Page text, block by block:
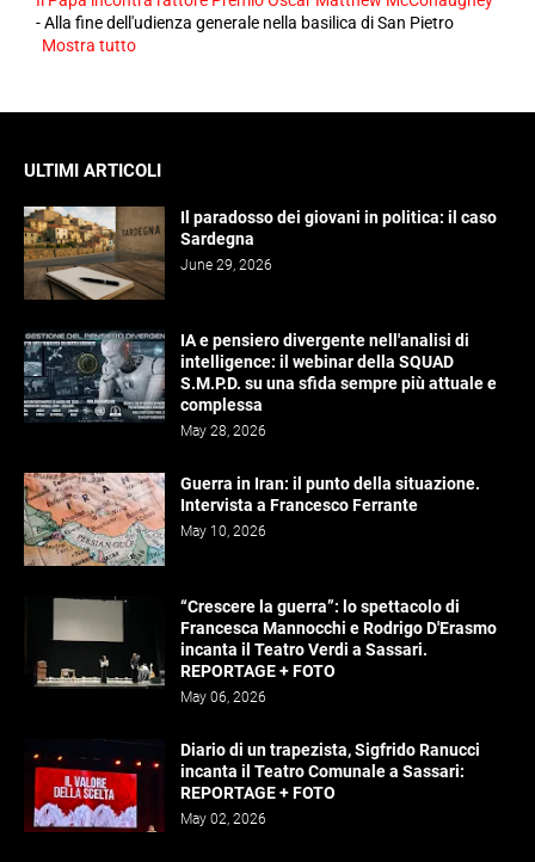
-Alla fine dell'udienza generale nella basilica di San Pietro
Mostra tutto
ULTIMI ARTICOLI
Il paradosso dei giovani in politica: il caso
Sardegna
June 29, 2026
IA e pensiero divergente nell'analisi di
intelligence: il webinar della SQUAD
S.M.P.D. su una sfida sempre più attuale e
complessa
May 28, 2026
Guerra in Iran: il punto della situazione.
Intervista a Francesco Ferrante
May 10, 2026
“Crescere la guerra”: lo spettacolo di
Francesca Mannocchi e Rodrigo D'Erasmo
incanta il Teatro Verdi a Sassari.
REPORTAGE + FOTO
May 06, 2026
Diario di un trapezista, Sigfrido Ranucci
incanta il Teatro Comunale a Sassari:
REPORTAGE + FOTO
May 02, 2026